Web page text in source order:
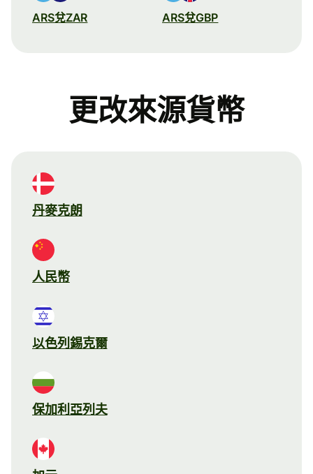
ARS兌ZAR ARS兌GBP
更改來源貨幣
丹麥克朗
人民幣
以色列錫克爾
保加利亞列夫